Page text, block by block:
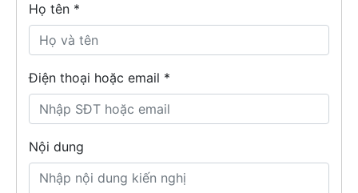
Họ tên *
Điện thoại hoặc email *
Nội dung